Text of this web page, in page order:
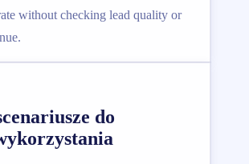
without checking lead quality or
do